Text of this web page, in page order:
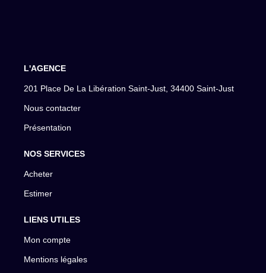
L'AGENCE
201 Place De La Libération Saint-Just, 34400 Saint-Just
Nous contacter
Présentation
NOS SERVICES
Acheter
Estimer
LIENS UTILES
Mon compte
Mentions légales